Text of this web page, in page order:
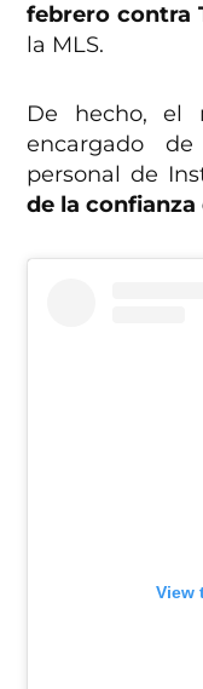
febrero contra
la MLS.
De hecho, el
encargado
personal de
de la
View